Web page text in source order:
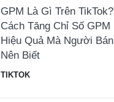
GPM Là Gì Trên TikTok?
Cách Tăng Chỉ Số GPM
Hiệu Quả Mà Người Bán
Nên Biết
TIKTOK